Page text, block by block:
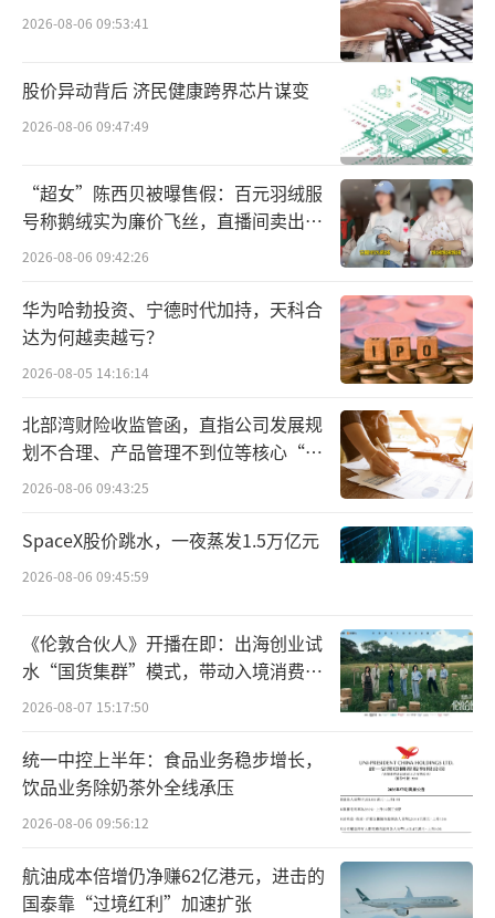
其实延缓付款，这种模式本身并无不妥，
但玩过头了就很容易出问题。
短期内可能降低车企的成本，但长期来
看，可能会对供应链的稳定性造成负面影响。
有意思的是，在比亚迪陷入舆论之际，特
斯拉也参与进来了。
上月末，陶琳宣布特斯拉在2024年进一步
优化了供应链伙伴的付款流程，将周期缩短至
约90天，相比去年有所加快。陶琳表示：“与
供应商伙伴同生共赢，通过技术革新来增效降
本，企业才能走得更远，行业才能更繁荣，消
费者才能持续得到最棒的产品。”
此外，她还分享了一张对比图，展示了中
国新能源汽车制造商向供应商付款时间的变化
趋势，指出部分企业的付款周期非但未逐年缩
短，反而显著延长。
和陶琳贴出的数据大差不差，第一财经也
发布了一版车企应付账款周转天数数据。具体
如下图所示：
2026-08-06 09:53:41
股价异动背后 济民健康跨界芯片谋变
2026-08-06 09:47:49
“超女”陈西贝被曝售假：百元羽绒服
号称鹅绒实为廉价飞丝，直播间卖出超
百万元
2026-08-06 09:42:26
华为哈勃投资、宁德时代加持，天科合
达为何越卖越亏？
2026-08-05 14:16:14
北部湾财险收监管函，直指公司发展规
划不合理、产品管理不到位等核心“痛
点”
2026-08-06 09:43:25
SpaceX股价跳水，一夜蒸发1.5万亿元
2026-08-06 09:45:59
《伦敦合伙人》开播在即：出海创业试
水“国货集群”模式，带动入境消费反
向种草
2026-08-07 15:17:50
统一中控上半年：食品业务稳步增长，
饮品业务除奶茶外全线承压
2026-08-06 09:56:12
航油成本倍增仍净赚62亿港元，进击的
国泰靠“过境红利”加速扩张